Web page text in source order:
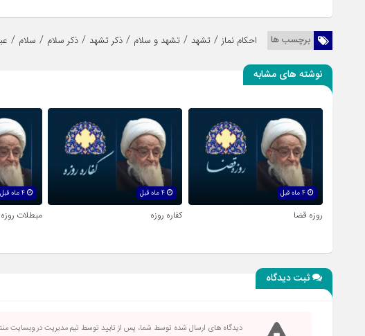
برچسب ها احکام نماز / تشهد / تشهد و سلام / ذکر تشهد / ذکر سلام / سلام /
نوشته های مشابه
4 ماه قبل
روزه قضا
4 ماه قبل
کفاره روزه
4 ماه قبل
مبطلات روزه
ثبت دیدگاه
دیدگاه های ارسال شده توسط شما، پس از تایید توسط تیم مدیریت در وبسایت